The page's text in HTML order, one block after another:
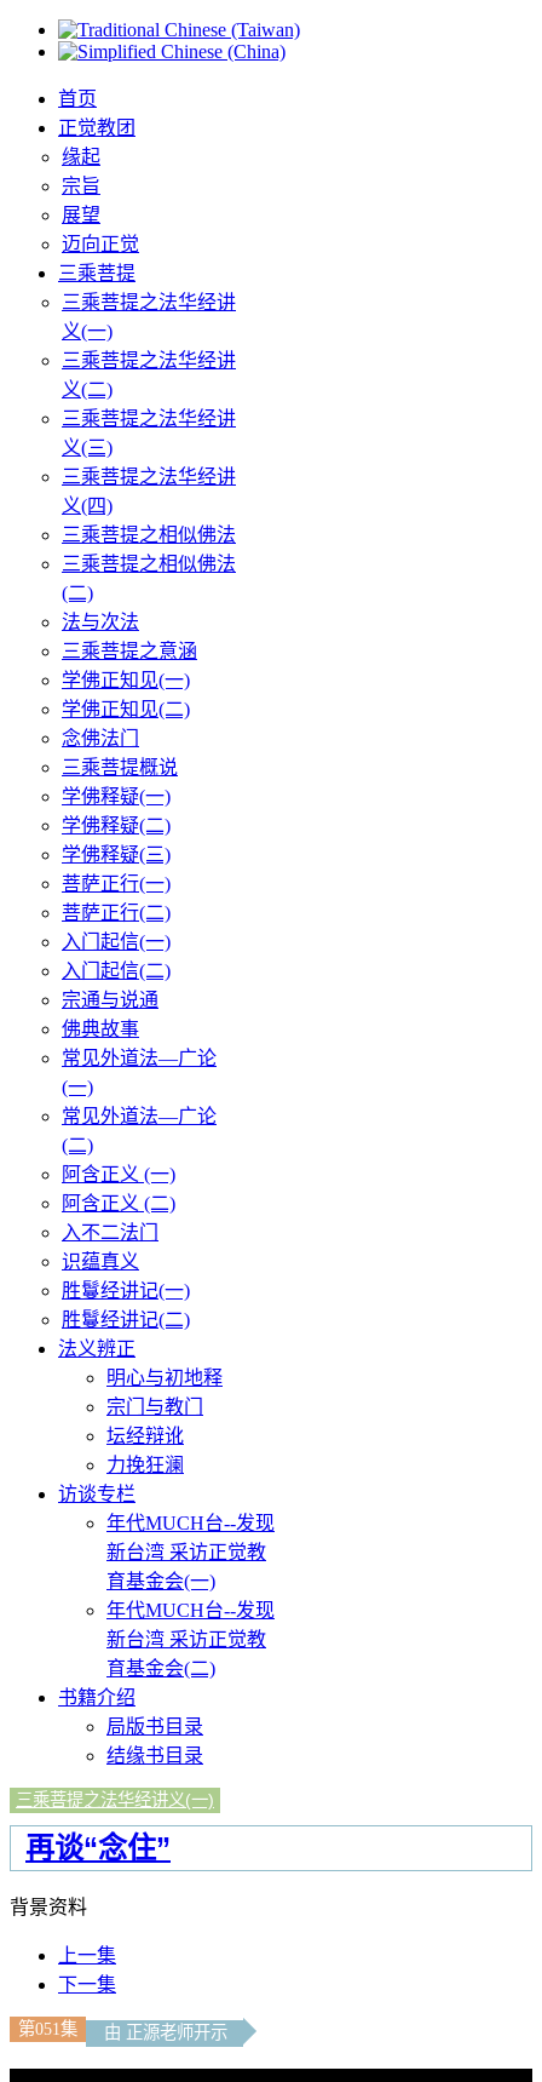
首页
正觉教团
缘起
宗旨
展望
迈向正觉
三乘菩提
三乘菩提之法华经讲
义(一)
三乘菩提之法华经讲
义(二)
三乘菩提之法华经讲
义(三)
三乘菩提之法华经讲
义(四)
三乘菩提之相似佛法
三乘菩提之相似佛法
(二)
法与次法
三乘菩提之意涵
学佛正知见(一)
学佛正知见(二)
念佛法门
三乘菩提概说
学佛释疑(一)
学佛释疑(二)
学佛释疑(三)
菩萨正行(一)
菩萨正行(二)
入门起信(一)
入门起信(二)
宗通与说通
佛典故事
常见外道法—广论
(一)
常见外道法—广论
(二)
阿含正义 (一)
阿含正义 (二)
入不二法门
识蕴真义
胜鬘经讲记(一)
胜鬘经讲记(二)
法义辨正
明心与初地释
宗门与教门
坛经辩讹
力挽狂澜
访谈专栏
年代MUCH台--发现
新台湾 采访正觉教
育基金会(一)
年代MUCH台--发现
新台湾 采访正觉教
育基金会(二)
书籍介绍
局版书目录
结缘书目录
三乘菩提之法华经讲义(一)
再谈“念住”
背景资料
上一集
下一集
第051集 由 正源老师开示